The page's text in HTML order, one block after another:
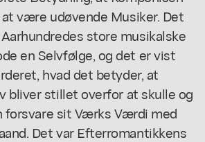
være udøvende Musiker. Det
store musikalske
en Selvfølge, og det er vist
hvad det betyder, at
bliver stillet overfor at skulle og
forsvare sit Værks Værdi med
Det var Efterromantikkens